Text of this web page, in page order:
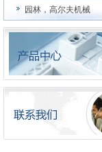
园林，高尔夫机械